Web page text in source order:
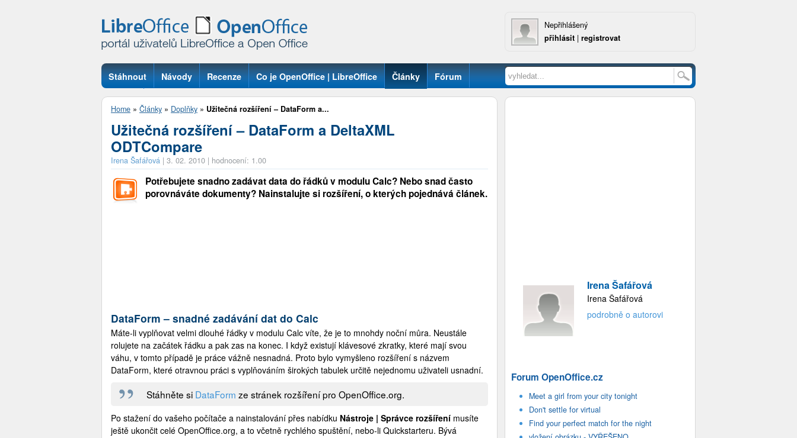
Nepřihlášený
přihlásit | registrovat
Stáhnout Návody Recenze Co je OpenOffice | LibreOffice Články Fórum
Otázky
Home » Články » Doplňky » Užitečná rozšíření – DataForm a...
Užitečná rozšíření – DataForm a DeltaXML
ODTCompare
Irena Šafářová | 3. 02. 2010 | hodnocení: 1.00
Potřebujete snadno zadávat data do řádků v modulu Calc? Nebo snad často
porovnáváte dokumenty? Nainstalujte si rozšíření, o kterých pojednává článek.
DataForm – snadné zadávání dat do Calc
Máte-li vyplňovat velmi dlouhé řádky v modulu Calc víte, že je to mnohdy noční můra. Neustále
rolujete na začátek řádku a pak zas na konec. I když existují klávesové zkratky, které mají svou
váhu, v tomto případě je práce vážně nesnadná. Proto bylo vymyšleno rozšíření s názvem
DataForm, které otravnou práci s vyplňováním širokých tabulek určitě nejednomu uživateli usnadní.
Stáhněte si DataForm ze stránek rozšíření pro OpenOffice.org.
Po stažení do vašeho počítače a nainstalování přes nabídku Nástroje | Správce rozšíření musíte
ještě ukončit celé OpenOffice.org, a to včetně rychlého spuštění, nebo-li Quickstarteru. Bývá
Irena Šafářová
Irena Šafářová
podrobně o autorovi
Forum OpenOffice.cz
Meet a girl from your city tonight
Don't settle for virtual
Find your perfect match for the night